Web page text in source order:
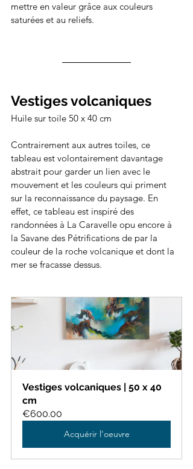
mettre en valeur grâce aux couleurs
saturées et au reliefs.
Vestiges volcaniques
Huile sur toile 50 x 40 cm
Contrairement aux autres toiles, ce
tableau est volontairement davantage
abstrait pour garder un lien avec le
mouvement et les couleurs qui priment
sur la reconnaissance du paysage. En
effet, ce tableau est inspiré des
randonnées à La Caravelle opu encore à
la Savane des Pétrifications de par la
couleur de la roche volcanique et dont la
mer se fracasse dessus.
Vestiges volcaniques | 50 x 40
cm
€600.00
Acquérir l'oeuvre